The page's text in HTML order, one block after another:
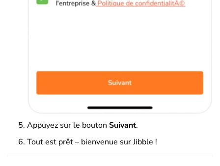
Appuyez sur le bouton Suivant.
Tout est prêt – bienvenue sur Jibble !